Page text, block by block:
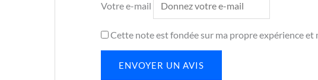
Votre e-mail
Cette note est fondée sur ma propre expérience et
ENVOYER UN AVIS